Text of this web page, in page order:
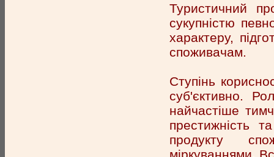
Туристичний
сукупністю
характеру,
споживачам.
Ступінь
суб'єктивно.
найчастіше
престижність
продукту